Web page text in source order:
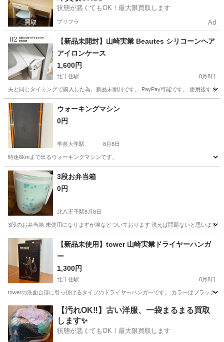
状態が悪くてもOK！最大限買取します
プリフラ Ad
【新品未開封】山崎実業 Beautes シリコーンヘア
アイロンケース
1,600円
北千住駅 8月8日
夫と同じタイミングで購入した為、新品未開封です。 PayPay可能です。 使用後すぐ
東京 足立区 北千住駅 美容家電
ウォーキングマシン
0円
学芸大学駅 8月8日
時速6kmまで出るウォーキングマシンです。
東京 目黒区 学芸大学駅
3段お弁当箱
0円
北八王子駅8月8日
3段のお弁当箱 未使用になりますが埃などついております 洗えば問題ないと思います
東京 日野市 北八王子駅
【新品未使用】tower 山崎実業ドライヤーハンガ
ー
1,300円
北千住駅 8月8日
towerの洗面台扉に引っ掛けるタイプのドライヤーハンガーです。 カラーはブラック
東京 足立区 北千住駅 美容家電
【汚れOK‼️】古い洋服、一袋まるまる買取
します✨
状態が悪くてもOK！最大限買取します